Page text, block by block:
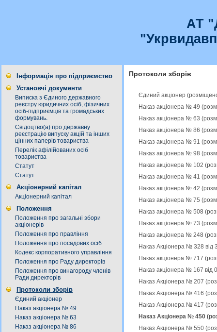
АТ
Інформація про підприємство
Установчі документи
Виписка з Єдиного державного
реєстру юридичних осіб, фізичних
осіб-підприємців та громадських
формувань.
Свідоцтво(а) про державну
реєстрацію випуску акцій та інших
цінних паперів товариства
Перелік афілійованих осіб
товариства
Статут
Статут
Акціонерний капітал
Акціонерний капітал
Положення
Положення про загальні збори
акціонерів
Положення про правління
Положення про посадових осіб
Кодекс корпоративного управління
Положення про Раду директорів
Положення про винагороду членів
Ради директорів
Протоколи зборів
Єдиний акціонер
Наказ акціонера № 49
Наказ акціонера № 63
Наказ акціонера № 86
Протоколи зборів
Єдиний акціонер
Наказ акціонера № 49
Наказ акціонера № 63
Наказ акціонера № 86
Наказ акціонера № 91
Наказ акціонера № 98
Наказ акціонера № 102
Наказ акціонера № 41
Наказ акціонера № 42
Наказ акціонера № 75
Наказ акціонера № 508
Наказ акціонера № 73
Наказ акціонера № 248
Наказ Акціонера № 328
Наказ акціонера № 717
Наказ акціонера № 167
Наказ Акціонера № 207
Наказ Акціонера № 416
Наказ Акціонера № 417
Наказ Акціонера № 450
Наказ Акціонера № 550